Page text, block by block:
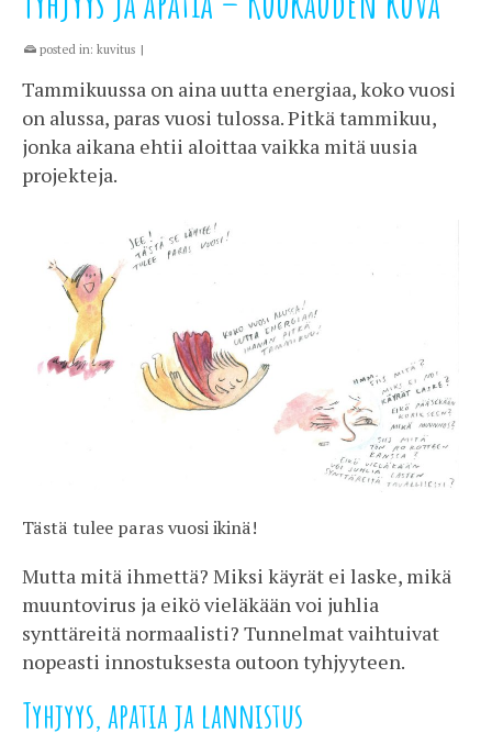
posted in: kuvitus |
Tammikuussa on aina uutta energiaa, koko vuosi
on alussa, paras vuosi tulossa. Pitkä tammikuu,
jonka aikana ehtii aloittaa vaikka mitä uusia
projekteja.
Tästä tulee paras vuosi ikinä!
Mutta mitä ihmettä? Miksi käyrät ei laske, mikä
muuntovirus ja eikö vieläkään voi juhlia
synttäreitä normaalisti? Tunnelmat vaihtuivat
nopeasti innostuksesta outoon tyhjyyteen.
Tyhjyys, apatia ja lannistus